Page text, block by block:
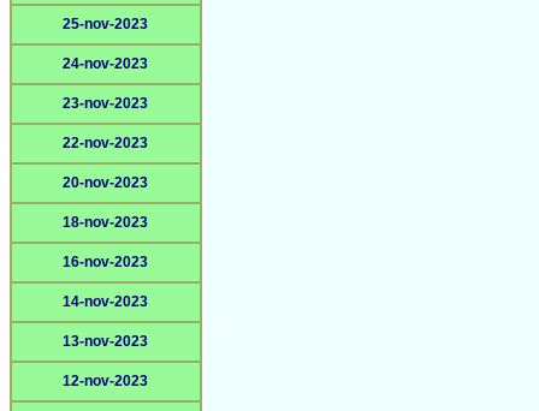
25-nov-2023
24-nov-2023
23-nov-2023
22-nov-2023
20-nov-2023
18-nov-2023
16-nov-2023
14-nov-2023
13-nov-2023
12-nov-2023